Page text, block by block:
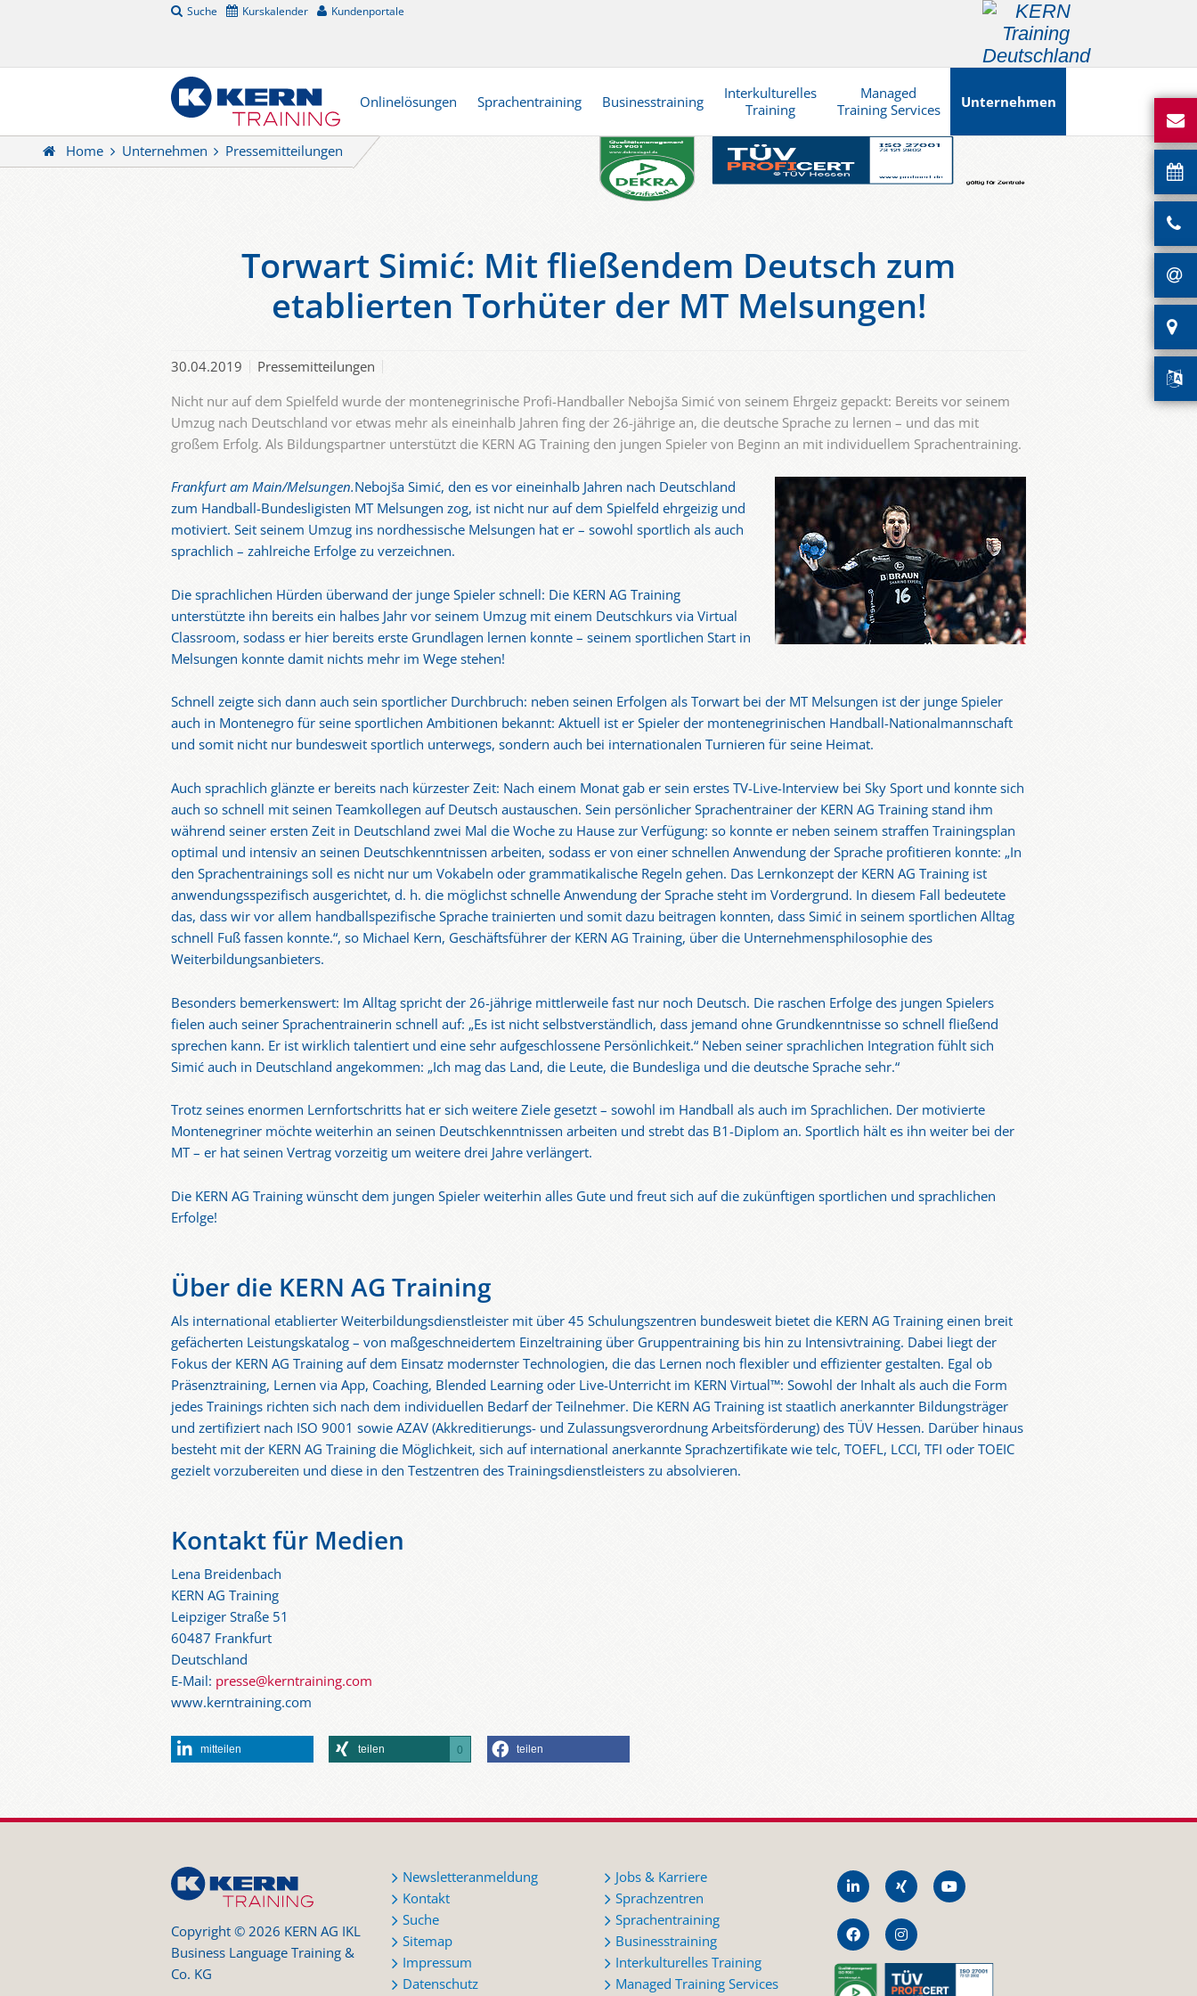
Suche Kurskalender Kundenportale
Onlinelösungen Sprachentraining Businesstraining
Interkulturelles
Training
Managed
Training Services
Unternehmen
Home Unternehmen Pressemitteilungen
Torwart Simić: Mit fließendem Deutsch zum
etablierten Torhüter der MT Melsungen!
30.04.2019
Pressemitteilungen
Nicht nur auf dem Spielfeld wurde der montenegrinische Profi-Handballer Nebojša Simić von seinem Ehrgeiz gepackt: Bereits vor seinem
Umzug nach Deutschland vor etwas mehr als eineinhalb Jahren fing der 26-jährige an, die deutsche Sprache zu lernen – und das mit
großem Erfolg. Als Bildungspartner unterstützt die KERN AG Training den jungen Spieler von Beginn an mit individuellem Sprachentraining.
Frankfurt am Main/Melsungen.Nebojša Simić, den es vor eineinhalb Jahren nach Deutschland
zum Handball-Bundesligisten MT Melsungen zog, ist nicht nur auf dem Spielfeld ehrgeizig und
motiviert. Seit seinem Umzug ins nordhessische Melsungen hat er – sowohl sportlich als auch
sprachlich – zahlreiche Erfolge zu verzeichnen.
Die sprachlichen Hürden überwand der junge Spieler schnell: Die KERN AG Training
unterstützte ihn bereits ein halbes Jahr vor seinem Umzug mit einem Deutschkurs via Virtual
Classroom, sodass er hier bereits erste Grundlagen lernen konnte – seinem sportlichen Start in
Melsungen konnte damit nichts mehr im Wege stehen!
Schnell zeigte sich dann auch sein sportlicher Durchbruch: neben seinen Erfolgen als Torwart bei der MT Melsungen ist der junge Spieler
auch in Montenegro für seine sportlichen Ambitionen bekannt: Aktuell ist er Spieler der montenegrinischen Handball-Nationalmannschaft
und somit nicht nur bundesweit sportlich unterwegs, sondern auch bei internationalen Turnieren für seine Heimat.
Auch sprachlich glänzte er bereits nach kürzester Zeit: Nach einem Monat gab er sein erstes TV-Live-Interview bei Sky Sport und konnte sich
auch so schnell mit seinen Teamkollegen auf Deutsch austauschen. Sein persönlicher Sprachentrainer der KERN AG Training stand ihm
während seiner ersten Zeit in Deutschland zwei Mal die Woche zu Hause zur Verfügung: so konnte er neben seinem straffen Trainingsplan
optimal und intensiv an seinen Deutschkenntnissen arbeiten, sodass er von einer schnellen Anwendung der Sprache profitieren konnte: „In
den Sprachentrainings soll es nicht nur um Vokabeln oder grammatikalische Regeln gehen. Das Lernkonzept der KERN AG Training ist
anwendungsspezifisch ausgerichtet, d. h. die möglichst schnelle Anwendung der Sprache steht im Vordergrund. In diesem Fall bedeutete
das, dass wir vor allem handballspezifische Sprache trainierten und somit dazu beitragen konnten, dass Simić in seinem sportlichen Alltag
schnell Fuß fassen konnte.“, so Michael Kern, Geschäftsführer der KERN AG Training, über die Unternehmensphilosophie des
Weiterbildungsanbieters.
Besonders bemerkenswert: Im Alltag spricht der 26-jährige mittlerweile fast nur noch Deutsch. Die raschen Erfolge des jungen Spielers
fielen auch seiner Sprachentrainerin schnell auf: „Es ist nicht selbstverständlich, dass jemand ohne Grundkenntnisse so schnell fließend
sprechen kann. Er ist wirklich talentiert und eine sehr aufgeschlossene Persönlichkeit.“ Neben seiner sprachlichen Integration fühlt sich
Simić auch in Deutschland angekommen: „Ich mag das Land, die Leute, die Bundesliga und die deutsche Sprache sehr.“
Trotz seines enormen Lernfortschritts hat er sich weitere Ziele gesetzt – sowohl im Handball als auch im Sprachlichen. Der motivierte
Montenegriner möchte weiterhin an seinen Deutschkenntnissen arbeiten und strebt das B1-Diplom an. Sportlich hält es ihn weiter bei der
MT – er hat seinen Vertrag vorzeitig um weitere drei Jahre verlängert.
Die KERN AG Training wünscht dem jungen Spieler weiterhin alles Gute und freut sich auf die zukünftigen sportlichen und sprachlichen
Erfolge!
Über die KERN AG Training
Als international etablierter Weiterbildungsdienstleister mit über 45 Schulungszentren bundesweit bietet die KERN AG Training einen breit
gefächerten Leistungskatalog – von maßgeschneidertem Einzeltraining über Gruppentraining bis hin zu Intensivtraining. Dabei liegt der
Fokus der KERN AG Training auf dem Einsatz modernster Technologien, die das Lernen noch flexibler und effizienter gestalten. Egal ob
Präsenztraining, Lernen via App, Coaching, Blended Learning oder Live-Unterricht im KERN Virtual™: Sowohl der Inhalt als auch die Form
jedes Trainings richten sich nach dem individuellen Bedarf der Teilnehmer. Die KERN AG Training ist staatlich anerkannter Bildungsträger
und zertifiziert nach ISO 9001 sowie AZAV (Akkreditierungs- und Zulassungsverordnung Arbeitsförderung) des TÜV Hessen. Darüber hinaus
besteht mit der KERN AG Training die Möglichkeit, sich auf international anerkannte Sprachzertifikate wie telc, TOEFL, LCCI, TFI oder TOEIC
gezielt vorzubereiten und diese in den Testzentren des Trainingsdienstleisters zu absolvieren.
Kontakt für Medien
Lena Breidenbach
KERN AG Training
Leipziger Straße 51
60487 Frankfurt
Deutschland
E-Mail: presse@kerntraining.com
www.kerntraining.com
mitteilen teilen 0 teilen
Copyright © 2026 KERN AG IKL
Business Language Training &
Co. KG
Newsletteranmeldung
Kontakt
Suche
Sitemap
Impressum
Datenschutz
Jobs & Karriere
Sprachzentren
Sprachentraining
Businesstraining
Interkulturelles Training
Managed Training Services